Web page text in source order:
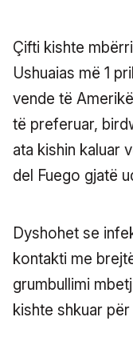
Çifti kishte
Ushuaias më 1
vende të
të preferuar,
ata kishin kaluar
del Fuego gjatë
Dyshohet se
kontakti me
grumbullimi
kishte shkuar